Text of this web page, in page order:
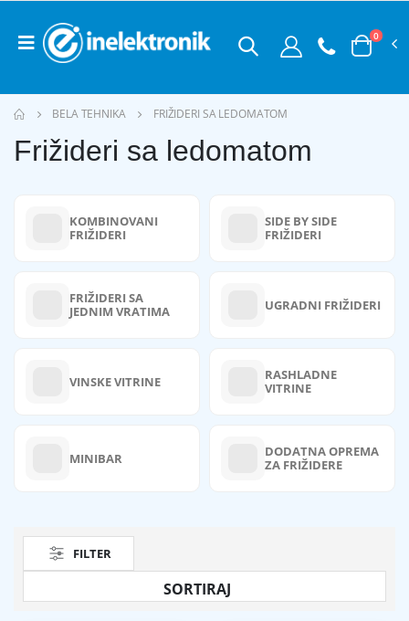
0
BELA TEHNIKA FRIŽIDERI SA LEDOMATOM
Frižideri sa ledomatom
KOMBINOVANI
FRIŽIDERI
SIDE BY SIDE
FRIŽIDERI
FRIŽIDERI SA
JEDNIM VRATIMA
UGRADNI FRIŽIDERI
VINSKE VITRINE
RASHLADNE
VITRINE
MINIBAR
DODATNA OPREMA
ZA FRIŽIDERE
FILTER